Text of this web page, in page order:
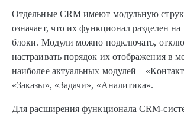
Отдельные CRM имеют модульную
означает, что их функционал разделен на
блоки. Модули можно подключать,
настраивать порядок их отображения в
наиболее актуальных модулей –
«Заказы», «Задачи», «Аналитика».
Для расширения функционала CRM-